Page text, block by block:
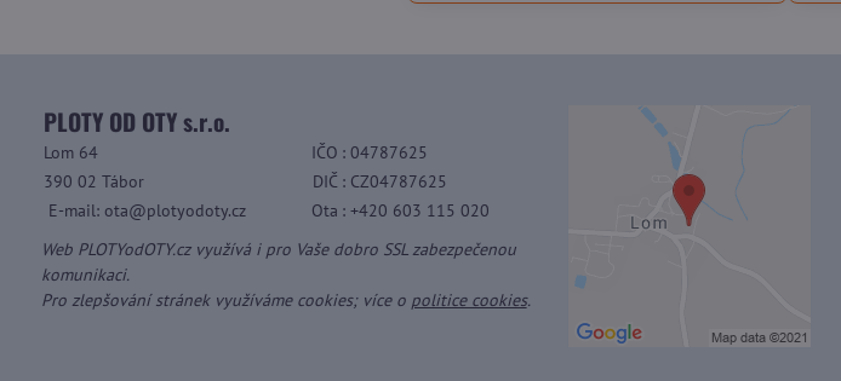
PLOTY OD OTY s.r.o.
Lom 64 IČO : 04787625
390 02 Tábor
DIČ : CZ04787625
E-mail: ota@plotyodoty.cz
Ota : +420 603 115 020
Web PLOTYodOTY.cz využívá i pro Vaše dobro SSL zabezpečenou
komunikaci.
Pro zlepšování stránek využíváme cookies; více o politice cookies.